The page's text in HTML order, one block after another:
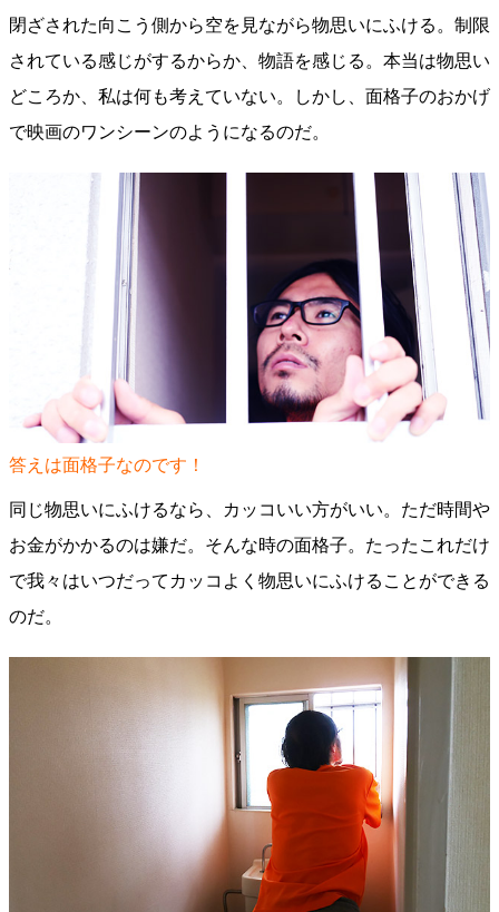
閉ざされた向こう側から空を見ながら物思いにふける。制限
されている感じがするからか、物語を感じる。本当は物思い
どころか、私は何も考えていない。しかし、面格子のおかげ
で映画のワンシーンのようになるのだ。
答えは面格子なのです！
同じ物思いにふけるなら、カッコいい方がいい。ただ時間や
お金がかかるのは嫌だ。そんな時の面格子。たったこれだけ
で我々はいつだってカッコよく物思いにふけることができる
のだ。